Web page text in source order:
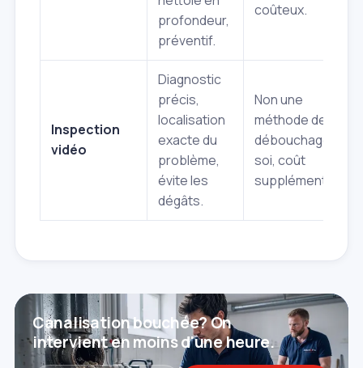
profondeur,
préventif.
coûteux.
Inspection
vidéo
Diagnostic
précis,
localisation
exacte du
problème,
évite les
dégâts.
Non une
méthode de
débouchage en
soi, coût
supplémentaire.
Canalisation bouchée? On
intervient en moins d'une heure.